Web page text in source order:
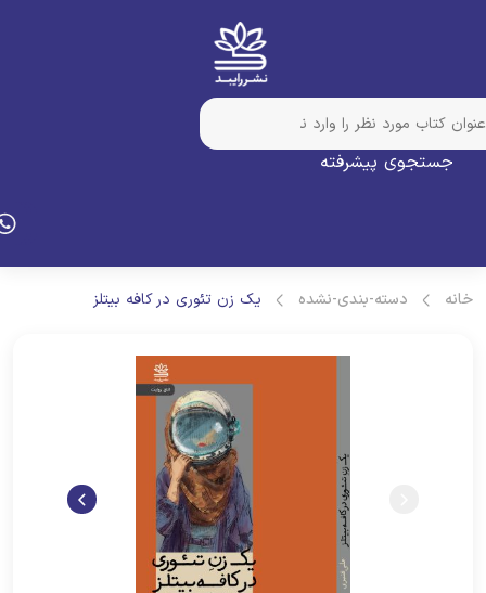
جستجوی پیشرفته
دسته-بندی-نشده یک زن تئوری در کافه بیتلز